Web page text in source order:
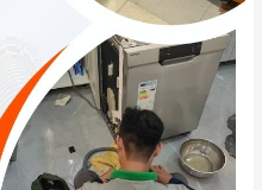
tinh tế và sang trọng cho căn
x 550 mm, phù hợp với việc
khiển của máy được thiết kế
và điều chỉnh các chương